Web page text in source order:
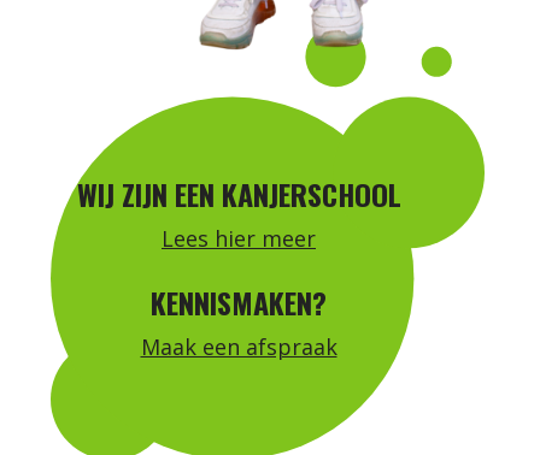
WIJ ZIJN EEN KANJERSCHOOL
Lees hier meer
KENNISMAKEN?
Maak een afspraak